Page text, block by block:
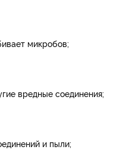
микробов;
вредные соединения;
и пыли;